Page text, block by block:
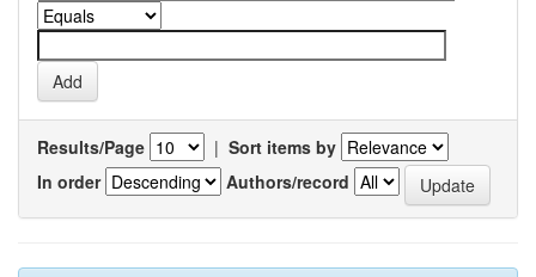
Results/Page | Sort items by
In order
Authors/record